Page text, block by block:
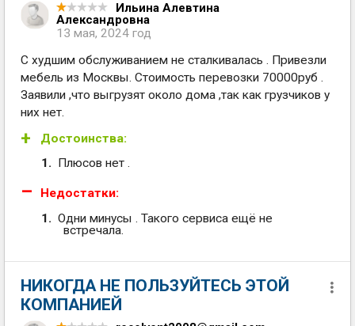
Ильина Алевтина
Александровна
13 мая, 2024 год
С худшим обслуживанием не сталкивалась . Привезли
мебель из Москвы. Стоимость перевозки 70000руб .
Заявили ,что выгрузят около дома ,так как грузчиков у
них нет.
Достоинства:
Плюсов нет .
Недостатки:
Одни минусы . Такого сервиса ещё не
встречала.
НИКОГДА НЕ ПОЛЬЗУЙТЕСЬ ЭТОЙ
КОМПАНИЕЙ